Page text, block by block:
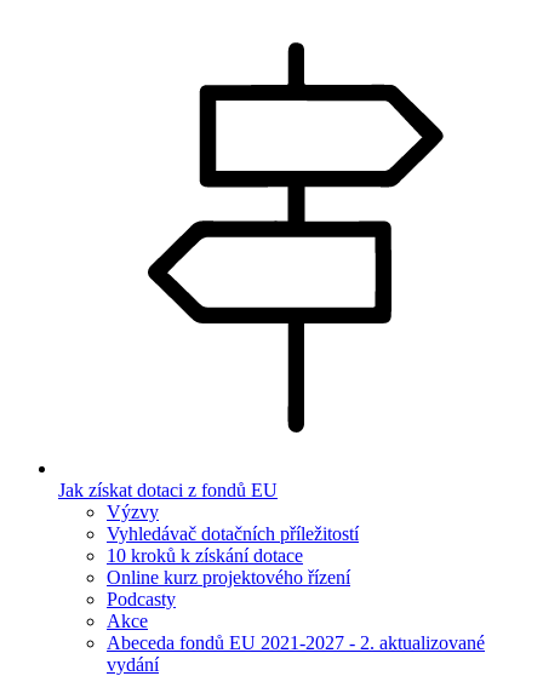
Jak získat dotaci z fondů EU
Výzvy
Vyhledávač dotačních příležitostí
10 kroků k získání dotace
Online kurz projektového řízení
Podcasty
Akce
Abeceda fondů EU 2021-2027 - 2. aktualizované
vydání